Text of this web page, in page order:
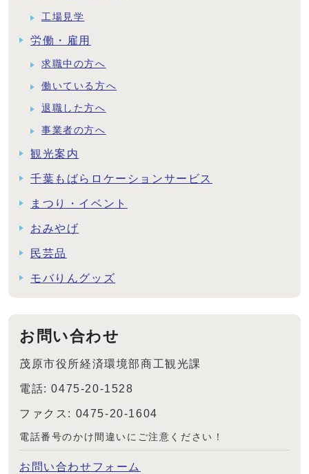
工場見学
労働・雇用
求職中の方へ
働いている方へ
退職した方へ
事業者の方へ
観光案内
千葉もばらロケーションサービス
まつり・イベント
おみやげ
民芸品
モバりんグッズ
お問い合わせ
茂原市役所経済環境部商工観光課
電話: 0475-20-1528
ファクス: 0475-20-1604
電話番号のかけ間違いにご注意ください！
お問い合わせフォーム